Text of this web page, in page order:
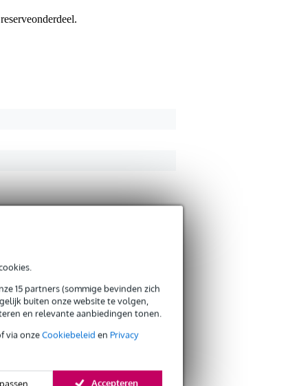
15 partners (sommige bevinden zich
buiten onze website te volgen,
en relevante aanbiedingen tonen.
via onzeCookiebeleid en Privacy
Accepteren